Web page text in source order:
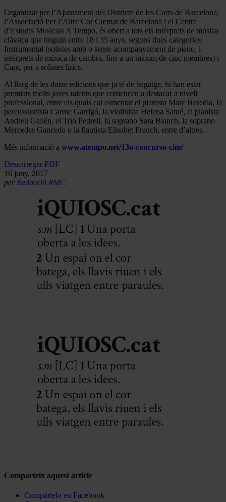
Organitzat per l’Ajuntament del Districte de les Corts de Barcelona,
l’Associació Per l’Altre Cor Cremat de Barcelona i el Centre
d’Estudis Musicals A Tempo, és obert a tots els intèrprets de música
clàssica que tinguin entre 18 i 35 anys, segons dues categories:
Instrumental (solistes amb o sense acompanyament de piano, i
intèrprets de música de cambra, fins a un màxim de cinc membres) i
Cant, per a solistes lírics.
Al llarg de les dotze edicions que ja té de bagatge, hi han estat
premiats molts joves talents que comencen a destacar a nivell
professional, entre els quals cal esmentar el pianista Marc Heredia, la
percussionista Carme Garrigó, la violinista Helena Satué, el pianista
Andreu Gallén, el Trio Pedrell, la soprano Sara Blanch, la soprano
Mercedes Gancedo o la flautista Elisabet Franch, entre d’altres.
Més informació a www.atempo.net/13o-concurso-cim/
Descarregar PDF
16 juny, 2017
per Redacció RMC
Comparteix aquest article
Compártelo en Facebook